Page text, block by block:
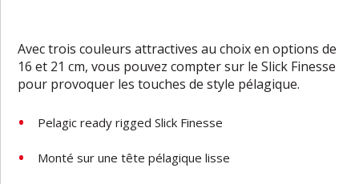
Avec trois couleurs attractives au choix en options de
16 et 21 cm, vous pouvez compter sur le Slick Finesse
pour provoquer les touches de style pélagique.
Pelagic ready rigged Slick Finesse
Monté sur une tête pélagique lisse